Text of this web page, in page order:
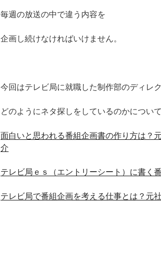
毎週の放送の中で違う内容を
企画し続けなければいけません。
今回はテレビ局に就職した制作部のディレ
どのようにネタ探しをしているのかについ
面白いと思われる番組企画書の作り方は？
介
テレビ局ｅｓ（エントリーシート）に書く
テレビ局で番組企画を考える仕事とは？元